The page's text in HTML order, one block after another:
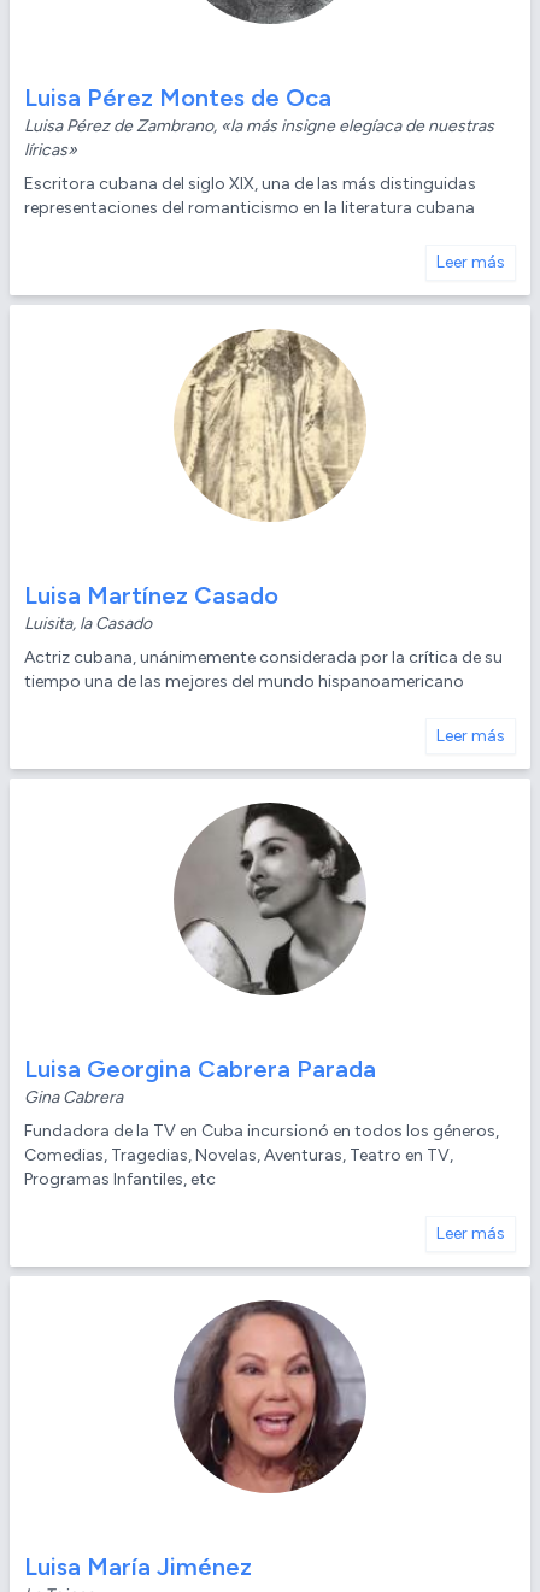
Luisa Pérez Montes de Oca
Luisa Pérez de Zambrano, «la más insigne elegíaca de nuestras
líricas»
Escritora cubana del siglo XIX, una de las más distinguidas
representaciones del romanticismo en la literatura cubana
Leer más
Luisa Martínez Casado
Luisita, la Casado
Actriz cubana, unánimemente considerada por la crítica de su
tiempo una de las mejores del mundo hispanoamericano
Leer más
Luisa Georgina Cabrera Parada
Gina Cabrera
Fundadora de la TV en Cuba incursionó en todos los géneros,
Comedias, Tragedias, Novelas, Aventuras, Teatro en TV,
Programas Infantiles, etc
Leer más
Luisa María Jiménez